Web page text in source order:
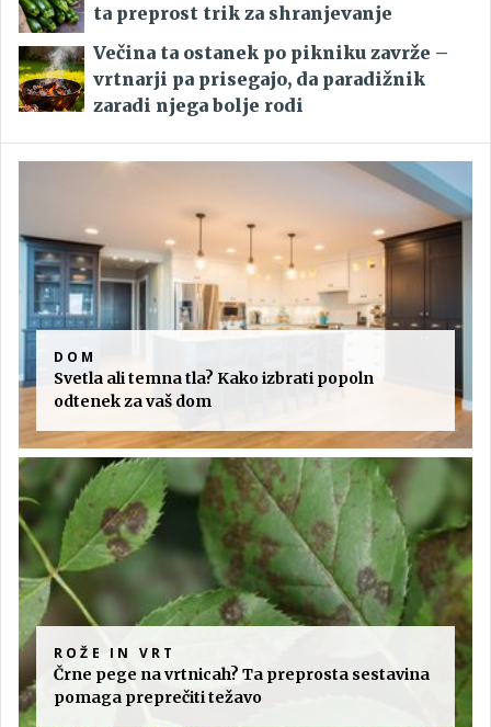
ta preprost trik za shranjevanje
Večina ta ostanek po pikniku zavrže –
vrtnarji pa prisegajo, da paradižnik
zaradi njega bolje rodi
DOM
Svetla ali temna tla? Kako izbrati popoln
odtenek za vaš dom
ROŽE IN VRT
Črne pege na vrtnicah? Ta preprosta sestavina
pomaga preprečiti težavo